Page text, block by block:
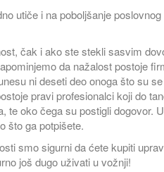
utiče i na poboljšanje poslovnog
čak i ako ste stekli sasvim
da nažalost postoje
ni deseti deo onoga što su
pravi profesionalci koji do
te oko čega su postigli dogovor.
što ga potpišete.
smo sigurni da ćete kupiti
još dugo uživati u vožnji!